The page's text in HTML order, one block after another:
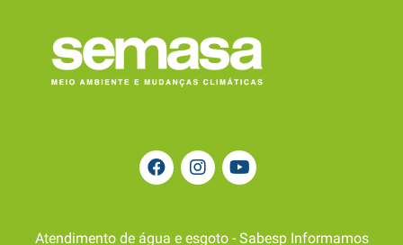
Atendimento de água e esgoto - Sabesp Informamos